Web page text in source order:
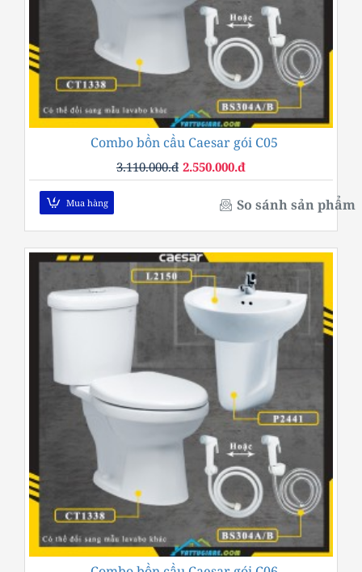
Combo bồn cầu Caesar gói C05
2.550.000.đ
3.110.000.đ
Mua hàng So sánh sản phẩm